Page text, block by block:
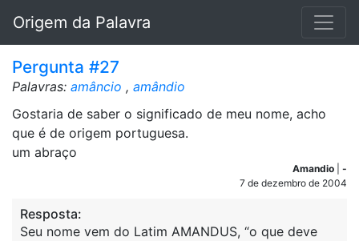
Origem da Palavra
Pergunta #27
Palavras: amâncio , amândio
Gostaria de saber o significado de meu nome, acho
que é de origem portuguesa.
um abraço
Amandio
-
7 de dezembro de 2004
Resposta:
Seu nome vem do Latim AMANDUS, “o que deve